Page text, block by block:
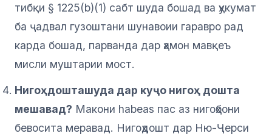
тибқи § 1225(b)(1) сабт шуда бошад ва ҳукумат
ба ҷадвал гузоштани шунавоии гаравро рад
карда бошад, парванда дар ҳамон мавқеъ
мисли муштарии мост.
Нигоҳдошташуда дар куҷо нигоҳ дошта
мешавад? Макони habeas пас аз нигоҳбони
бевосита меравад. Нигоҳдошт дар Ню-Ҷерси